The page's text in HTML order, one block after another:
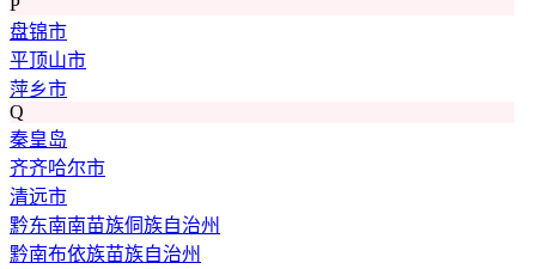
P
盘锦市
平顶山市
萍乡市
Q
秦皇岛
齐齐哈尔市
清远市
黔东南南苗族侗族自治州
黔南布依族苗族自治州